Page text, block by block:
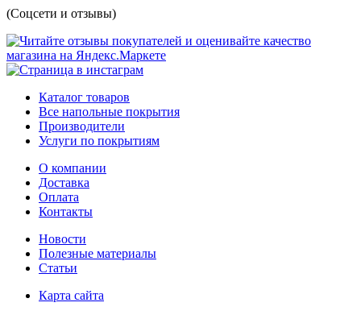
(Соцсети и отзывы)
Каталог товаров
Все напольные покрытия
Производители
Услуги по покрытиям
О компании
Доставка
Оплата
Контакты
Новости
Полезные материалы
Статьи
Карта сайта